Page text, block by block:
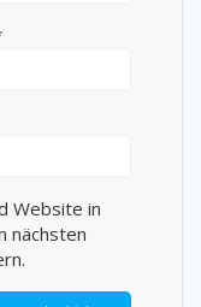
Website in
nächsten